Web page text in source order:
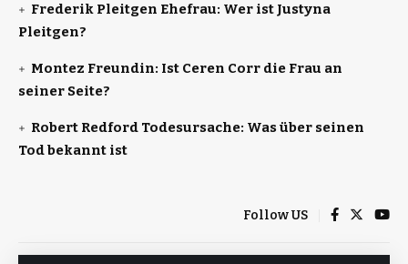
Frederik Pleitgen Ehefrau: Wer ist Justyna
Pleitgen?
Montez Freundin: Ist Ceren Corr die Frau an
seiner Seite?
Robert Redford Todesursache: Was über seinen
Tod bekannt ist
Follow US